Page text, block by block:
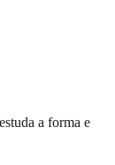
a forma e